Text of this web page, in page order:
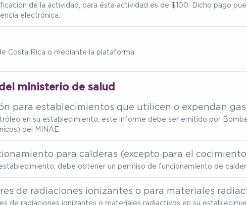
de la actividad, para ésta actividad es de $100. Dicho pago
electrónica.
Costa Rica o mediante la plataforma
ministerio de salud
para establecimientos que utilicen o expendan
en su establecimiento, este informe debe ser emitido por
del MINAE.
para calderas (excepto para el
debe obtener un permiso de funcionamiento de
de radiaciones ionizantes o para materiales
de radiaciones ionizantes o materiales radiactivos en su